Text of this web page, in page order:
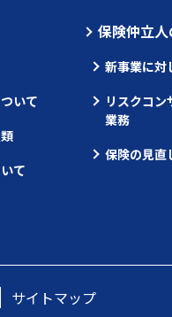
いて
て
保険仲立
新事業に対
リスクコン
業務
保険の見直
サイトマップ